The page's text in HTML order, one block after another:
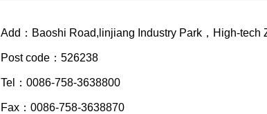
Add：Baoshi Road,linjiang Industry Park，High-tech
Post code：526238
Tel：0086-758-3638800
Fax：0086-758-3638870